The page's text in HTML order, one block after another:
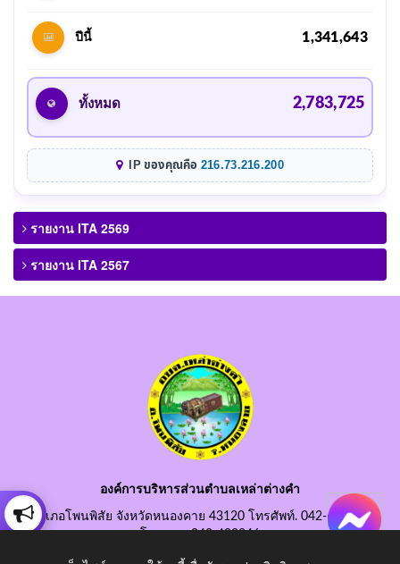
ปีนี้ 1,341,643
ทั้งหมด 2,783,725
IP ของคุณคือ 216.73.216.200
รายงาน ITA 2569
รายงาน ITA 2567
องค์การบริหารส่วนตำบลเหล่าต่างคำ
อำเภอโพนพิสัย จังหวัดหนองคาย 43120 โทรศัพท์. 042-490845
โทรสาร. 042-490846
อีเมลกลาง. saraban@laotangkham.go.th